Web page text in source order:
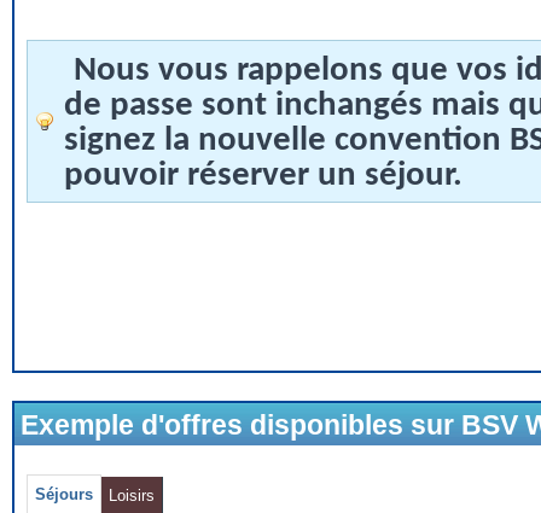
Nous vous rappelons que vos
de passe sont inchangés mais
signez la nouvelle convention
pouvoir réserver un séjour.
Exemple d'offres disponibles sur BSV
Séjours Loisirs